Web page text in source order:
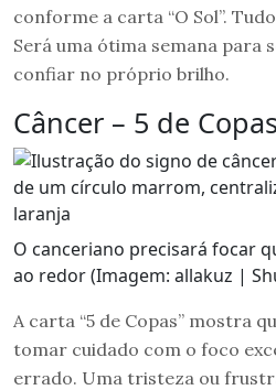
conforme a carta “O Sol”.
Será uma ótima semana para
confiar no próprio brilho.
Câncer – 5 de Copas
O canceriano precisará focar
ao redor (Imagem: allakuz |
A carta “5 de Copas” mostra
tomar cuidado com o foco
errado. Uma tristeza ou